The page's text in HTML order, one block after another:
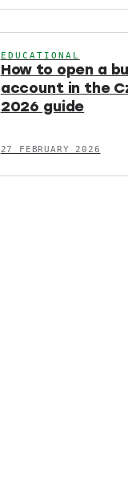
EDUCATIONAL
How to open a
account in the
2026 guide
27 FEBRUARY 2026